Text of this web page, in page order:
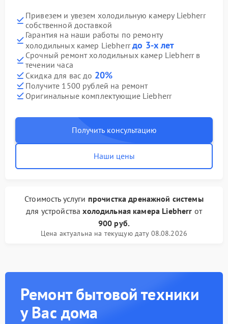
Привезем и увезем холодильную камеру Liebherr
собственной доставкой
Гарантия на наши работы по ремонту
холодильных камер Liebherrдо 3-х лет
Срочный ремонт холодильных камер Liebherr в
течении часа
Скидка для вас до 20%
Получите 1500 рублей на ремонт
Оригинальные комплектующие Liebherr
Получить консультацию
Наши цены
Стоимость услуги прочистка дренажной системы
для устройствахолодильная камера Liebherr от
900 руб.
Цена актуальна на текущую дату 08.08.2026
Ремонт бытовой техники
у Вас дома